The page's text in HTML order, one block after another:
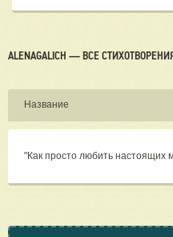
ALENAGALICH — ВСЕ
Название
"Как просто любить настоящих